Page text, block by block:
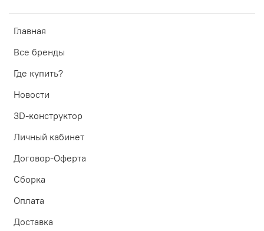
Главная
Все бренды
Где купить?
Новости
3D-конструктор
Личный кабинет
Договор-Оферта
Сборка
Оплата
Доставка